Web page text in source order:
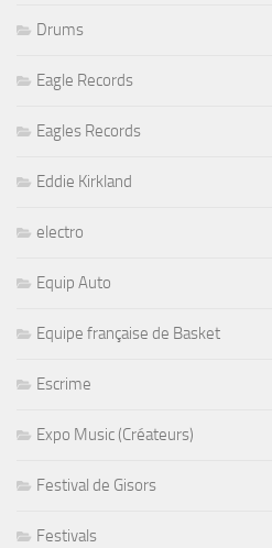
Drums
Eagle Records
Eagles Records
Eddie Kirkland
electro
Equip Auto
Equipe française de Basket
Escrime
Expo Music (Créateurs)
Festival de Gisors
Festivals